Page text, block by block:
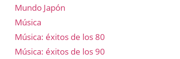
Mundo Japón
Música
Música: éxitos de los 80
Música: éxitos de los 90